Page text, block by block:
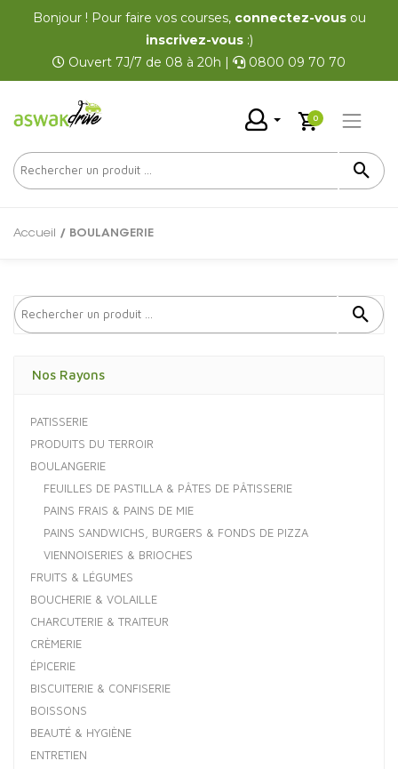
Bonjour ! Pour faire vos courses, connectez-vousou
inscrivez-vous:)
Ouvert 7J/7 de 08 à 20h |
0800 09 70 70
0
Accueil / BOULANGERIE
Nos Rayons
PATISSERIE
PRODUITS DU TERROIR
BOULANGERIE
FEUILLES DE PASTILLA & PÂTES DE PÂTISSERIE
PAINS FRAIS & PAINS DE MIE
PAINS SANDWICHS, BURGERS & FONDS DE PIZZA
VIENNOISERIES & BRIOCHES
FRUITS & LÉGUMES
BOUCHERIE & VOLAILLE
CHARCUTERIE & TRAITEUR
CRÈMERIE
ÉPICERIE
BISCUITERIE & CONFISERIE
BOISSONS
BEAUTÉ & HYGIÈNE
ENTRETIEN